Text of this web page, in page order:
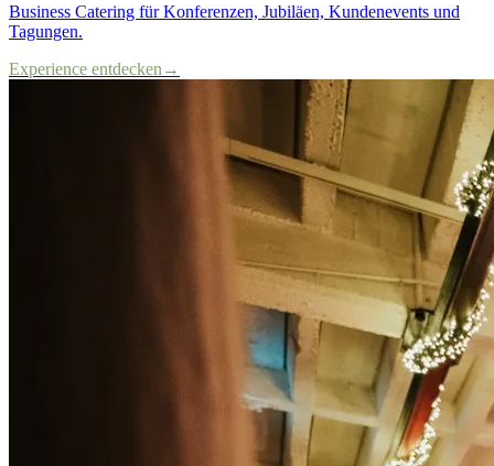
Business Catering für Konferenzen, Jubiläen, Kundenevents und
Tagungen.
Experience entdecken →